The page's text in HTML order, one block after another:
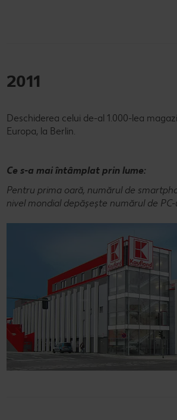
2011
Deschiderea celui de-al 1.000-lea
Europa, la Berlin.
Ce s-a mai întâmplat prin lume:
Pentru prima oară, numărul de
nivel mondial depășește numărul de